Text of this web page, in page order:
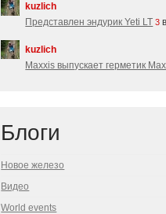
kuzlich
Представлен эндурик Yeti LT 3 в
kuzlich
Maxxis выпускает герметик
Блоги
Новое железо
Видео
World events